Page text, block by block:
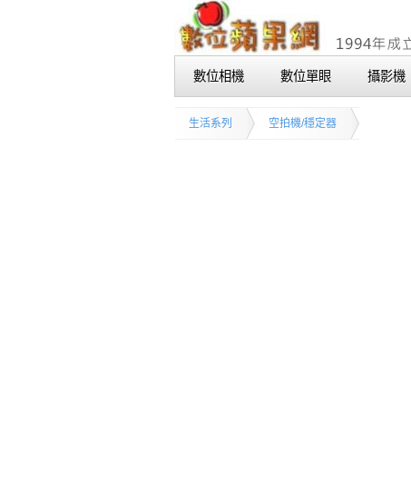
數位相機 數位單眼 攝影機
生活系列 空拍機/穩定器